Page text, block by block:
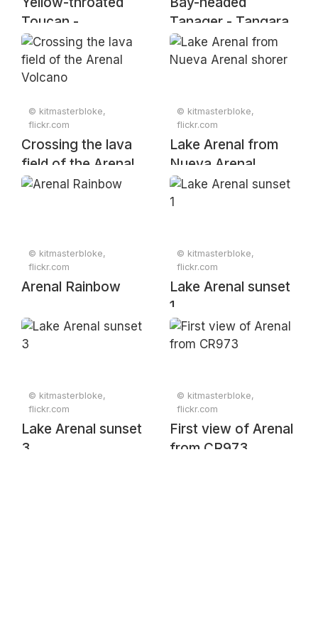
Toucan -
Ramphastos
ambiguus, Arenal
Lodge, Alajuela,
2025
Tanager - Tangara
gyrola, Canopy San
Luis, Alajuela,
© kitmasterbloke,
flickr.com
Crossing the lava
field of the Arenal
Volcano
© kitmasterbloke,
flickr.com
Lake Arenal from
Nueva Arenal
shorer
© kitmasterbloke,
flickr.com
Arenal Rainbow
© kitmasterbloke,
flickr.com
Lake Arenal sunset
1
© kitmasterbloke,
flickr.com
Lake Arenal sunset
3
© kitmasterbloke,
flickr.com
First view of Arenal
from CR973